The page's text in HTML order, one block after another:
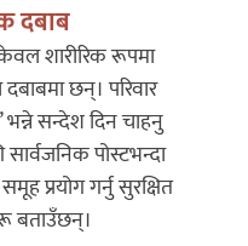
दबाब
शारीरिक रूपमा
छन्। परिवार
सन्देश दिन चाहनु
पोस्टभन्दा
प्रयोग गर्नु सुरक्षित
बताउँछन्।